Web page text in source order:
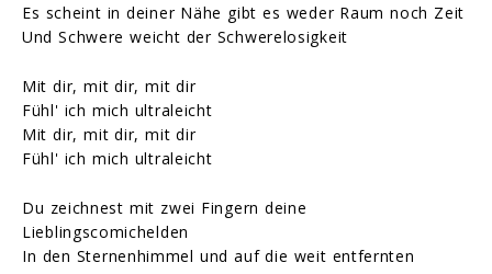
Es scheint in deiner Nähe gibt es weder Raum noch Zeit
Und Schwere weicht der Schwerelosigkeit
Mit dir, mit dir, mit dir
Fühl' ich mich ultraleicht
Mit dir, mit dir, mit dir
Fühl' ich mich ultraleicht
Du zeichnest mit zwei Fingern deine
Lieblingscomichelden
In den Sternenhimmel und auf die weit entfernten